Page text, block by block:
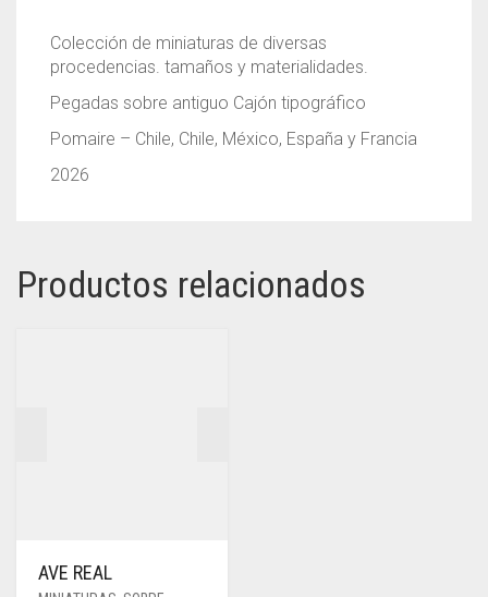
Colección de miniaturas de diversas
procedencias. tamaños y materialidades.
Pegadas sobre antiguo Cajón tipográfico
Pomaire – Chile, Chile, México, España y Francia
2026
Productos relacionados
AVE REAL